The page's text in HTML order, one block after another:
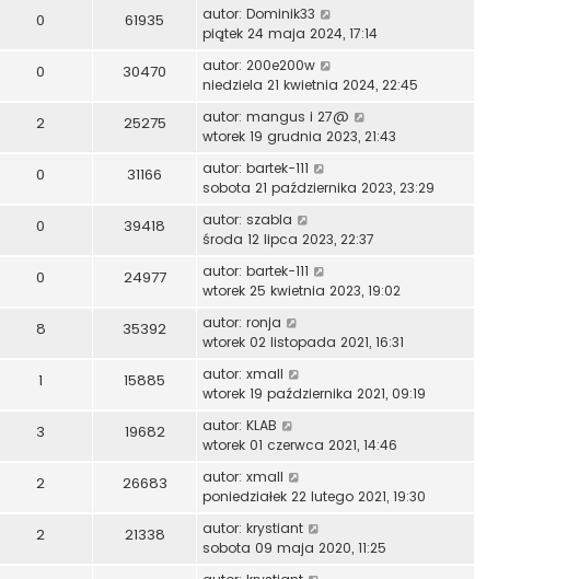
0 61935 autor: Dominik33
piątek 24 maja 2024, 17:14
0 30470 autor: 200e200w
niedziela 21 kwietnia 2024, 22:45
2 25275 autor: mangus i 27@
wtorek 19 grudnia 2023, 21:43
0 31166 autor: bartek-111
sobota 21 października 2023, 23:29
0 39418 autor: szabla
środa 12 lipca 2023, 22:37
0 24977 autor: bartek-111
wtorek 25 kwietnia 2023, 19:02
8 35392 autor: ronja
wtorek 02 listopada 2021, 16:31
1 15885 autor: xmall
wtorek 19 października 2021, 09:19
3 19682 autor: KLAB
wtorek 01 czerwca 2021, 14:46
2 26683 autor: xmall
poniedziałek 22 lutego 2021, 19:30
2 21338 autor: krystiant
sobota 09 maja 2020, 11:25